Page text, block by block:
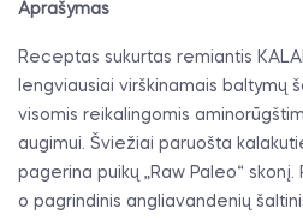
Aprašymas
Receptas sukurtas remiantis
lengviausiai virškinamais baltymų
visomis reikalingomis
augimui. Šviežiai paruošta
pagerina puikų „Raw Paleo“ skonį.
o pagrindinis angliavandenių